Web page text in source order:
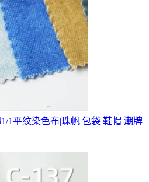
1平纹染色布|珠帆|包袋 鞋帽 潮牌